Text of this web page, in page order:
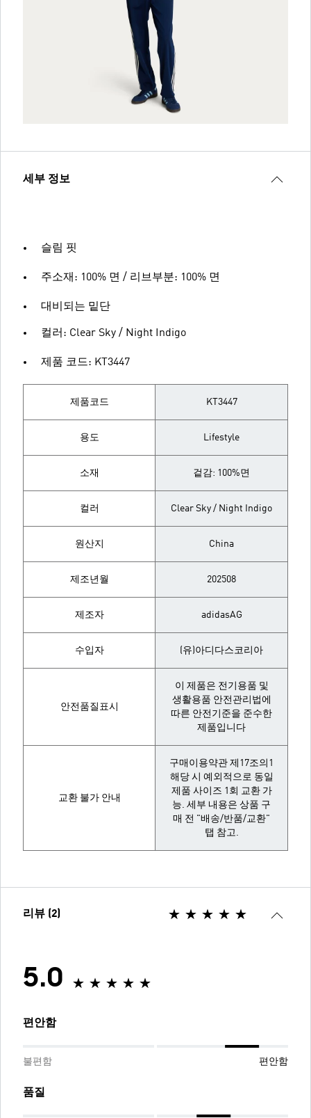
세부 정보
슬림 핏
주소재: 100% 면 / 리브부분: 100% 면
대비되는 밑단
컬러: Clear Sky / Night Indigo
제품 코드: KT3447
제품코드 KT3447
용도 Lifestyle
소재 겉감: 100%면
컬러 Clear Sky / Night Indigo
원산지 China
제조년월 202508
제조자 adidasAG
수입자 (유)아디다스코리아
안전품질표시
이 제품은 전기용품 및
생활용품 안전관리법에
따른 안전기준을 준수한
제품입니다
교환 불가 안내
구매이용약관 제17조의1
해당 시 예외적으로 동일
제품 사이즈 1회 교환 가
능. 세부 내용은 상품 구
매 전 "배송/반품/교환"
탭 참고.
리뷰 (2)
5.0
편안함
불편함 편안함
품질